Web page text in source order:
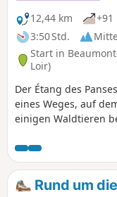
12,44 km
+91
3:50 Std.
Start in
Loir)
Der Étang des
eines Weges, auf
einigen Waldtieren
Miermaigne die
Mitte November
teilnehmen.
Rund um